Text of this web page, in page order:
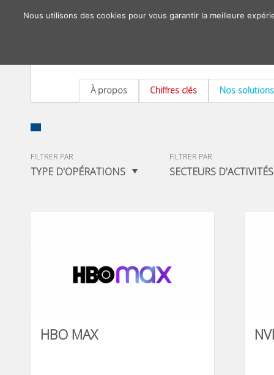
À propos Chiffres clés Nos solutions
FILTRER PAR
TYPE D'OPÉRATIONS
FILTRER PAR
SECTEURS D'ACTIVITÉS
HBO MAX
Nous utilisons des cookies pour vous garantir la meilleure